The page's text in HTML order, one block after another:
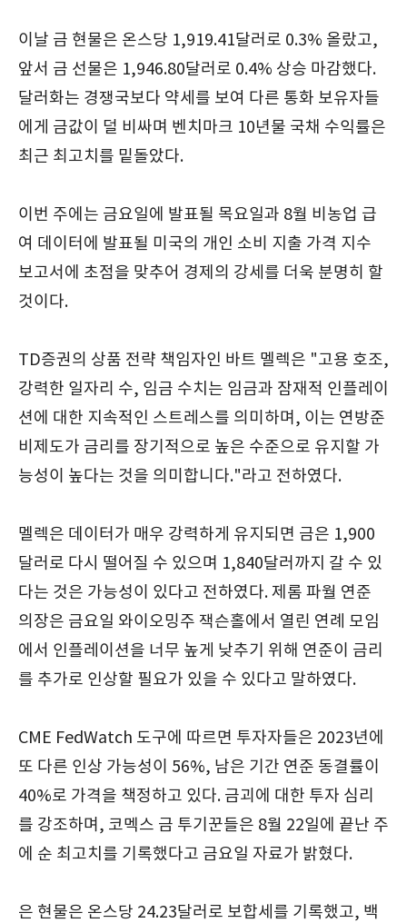
이날 금 현물은 온스당 1,919.41달러로 0.3% 올랐고,
앞서 금 선물은 1,946.80달러로 0.4% 상승 마감했다.
달러화는 경쟁국보다 약세를 보여 다른 통화 보유자들
에게 금값이 덜 비싸며 벤치마크 10년물 국채 수익률은
최근 최고치를 밑돌았다.
이번 주에는 금요일에 발표될 목요일과 8월 비농업 급
여 데이터에 발표될 미국의 개인 소비 지출 가격 지수
보고서에 초점을 맞추어 경제의 강세를 더욱 분명히 할
것이다.
TD증권의 상품 전략 책임자인 바트 멜렉은 "고용 호조,
강력한 일자리 수, 임금 수치는 임금과 잠재적 인플레이
션에 대한 지속적인 스트레스를 의미하며, 이는 연방준
비제도가 금리를 장기적으로 높은 수준으로 유지할 가
능성이 높다는 것을 의미합니다."라고 전하였다.
멜렉은 데이터가 매우 강력하게 유지되면 금은 1,900
달러로 다시 떨어질 수 있으며 1,840달러까지 갈 수 있
다는 것은 가능성이 있다고 전하였다. 제롬 파월 연준
의장은 금요일 와이오밍주 잭슨홀에서 열린 연례 모임
에서 인플레이션을 너무 높게 낮추기 위해 연준이 금리
를 추가로 인상할 필요가 있을 수 있다고 말하였다.
CME FedWatch 도구에 따르면 투자자들은 2023년에
또 다른 인상 가능성이 56%, 남은 기간 연준 동결률이
40%로 가격을 책정하고 있다. 금괴에 대한 투자 심리
를 강조하며, 코멕스 금 투기꾼들은 8월 22일에 끝난 주
에 순 최고치를 기록했다고 금요일 자료가 밝혔다.
은 현물은 온스당 24.23달러로 보합세를 기록했고, 백